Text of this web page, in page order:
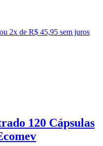
ou 2x de R$ 45,95 sem juros
120 Cápsulas